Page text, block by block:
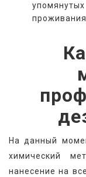
На данный
химический
нанесение на